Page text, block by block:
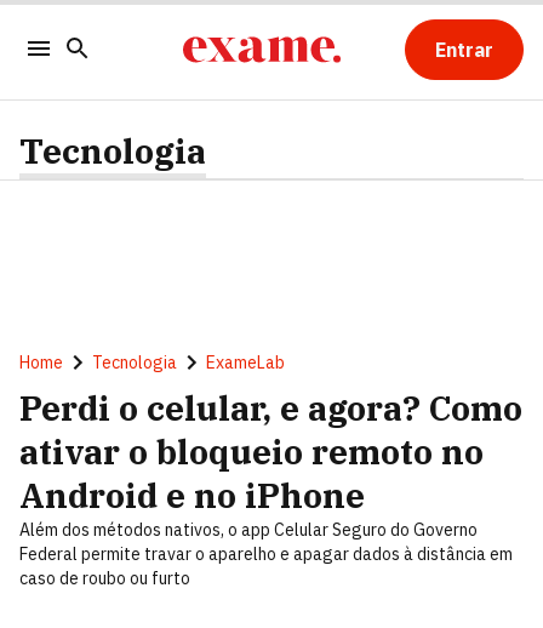
Entrar
Tecnologia
Home Tecnologia ExameLab
Perdi o celular, e agora? Como
ativar o bloqueio remoto no
Android e no iPhone
Além dos métodos nativos, o app Celular Seguro do Governo
Federal permite travar o aparelho e apagar dados à distância em
caso de roubo ou furto